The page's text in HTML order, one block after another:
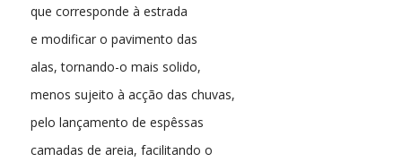
que corresponde à estrada
e modificar o pavimento das
alas, tornando-o mais solido,
menos sujeito à acção das chuvas,
pelo lançamento de espêssas
camadas de areia, facilitando o